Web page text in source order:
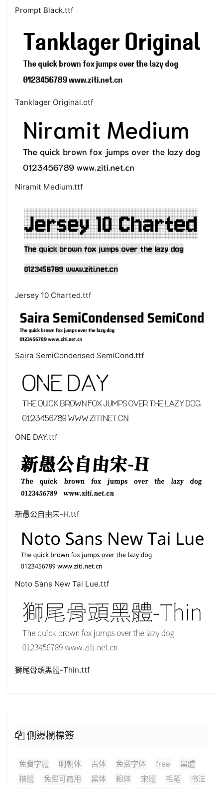
Prompt Black.ttf
Tanklager Original.otf
Niramit Medium.ttf
Jersey 10 Charted.ttf
Saira SemiCondensed SemiCond.ttf
ONE DAY.ttf
新愚公自由宋-H.ttf
Noto Sans New Tai Lue.ttf
獅尾骨頭黑體-Thin.ttf
側邊欄標簽
免費字體 明朝体 古体 免费字体 free
黑體
楷體
免费可商用 黑体 粗体 宋體 毛笔 书法